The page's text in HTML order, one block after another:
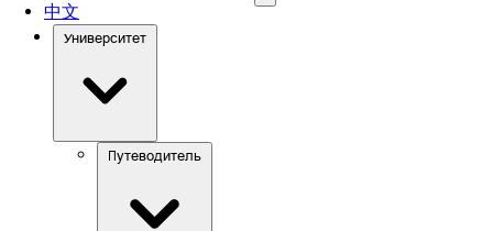
中文
Университет
Путеводитель